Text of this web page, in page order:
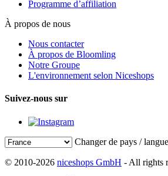
Programme d’affiliation
À propos de nous
Nous contacter
À propos de Bloomling
Notre Groupe
L'environnement selon Niceshops
Suivez-nous sur
Changer de pays / langue
© 2010-2026 niceshops GmbH - All rights